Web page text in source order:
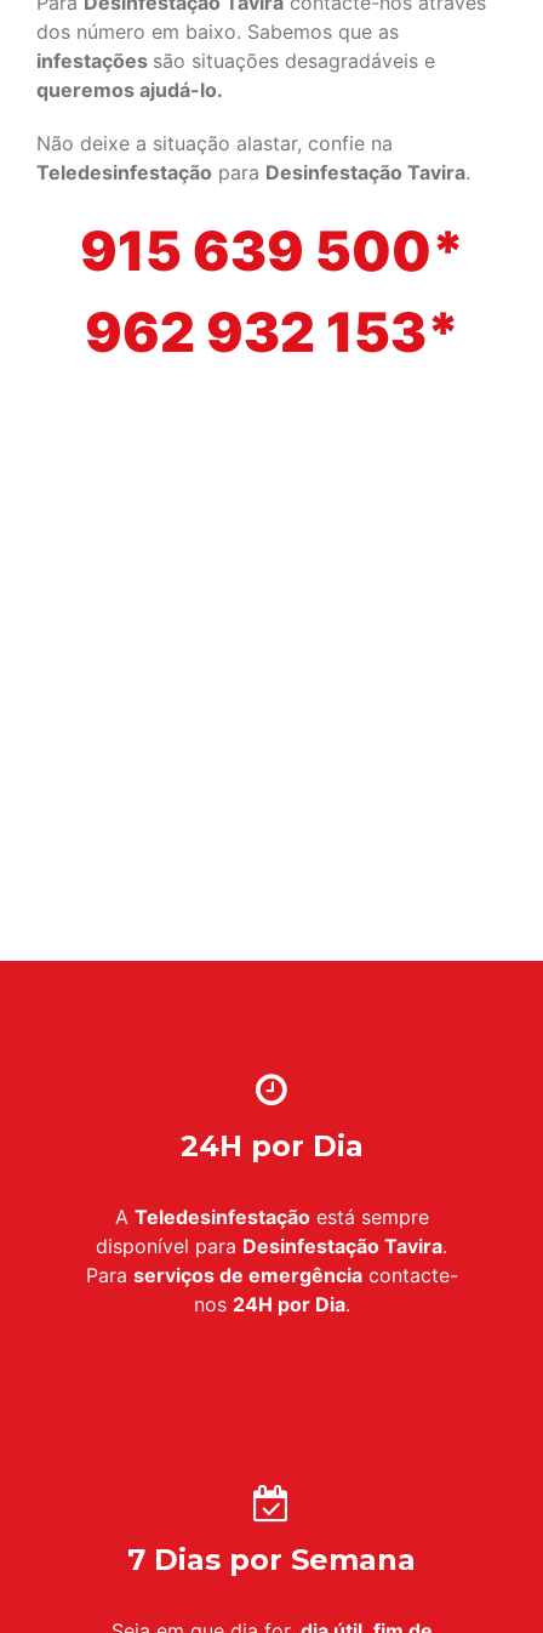
dos número em baixo. Sabemos que as
infestações são situações desagradáveis e
queremos ajudá-lo.
Não deixe a situação alastar, confie na
Teledesinfestação para Desinfestação Tavira.
915 639 500*
962 932 153*
24H por Dia
A Teledesinfestaçãoestá sempre
disponível para Desinfestação Tavira.
Para serviços de emergênciacontacte-
nos 24H por Dia.
7 Dias por Semana